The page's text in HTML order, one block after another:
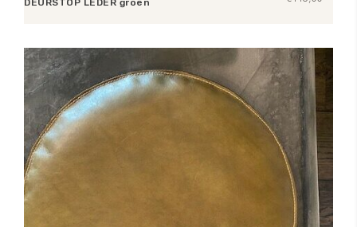
DEURSTOP LEDER groen